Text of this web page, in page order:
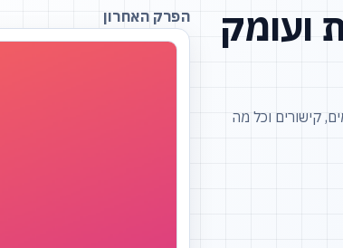
ועומק
קישורים וכל מה
הפרק האחרון